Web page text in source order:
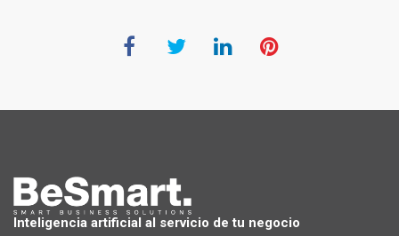
Inteligencia artificial al servicio de tu negocio